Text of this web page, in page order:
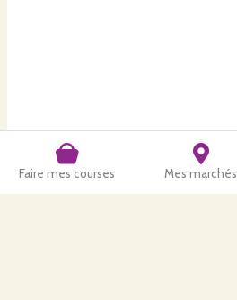
Faire mes courses Mes marchés